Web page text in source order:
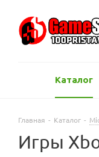
Каталог
Главная - Каталог -
Игры